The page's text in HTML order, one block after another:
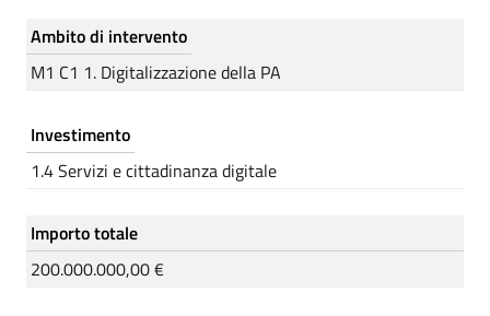
Ambito di intervento
M1 C1 1. Digitalizzazione della PA
Investimento
1.4 Servizi e cittadinanza digitale
Importo totale
200.000.000,00 €